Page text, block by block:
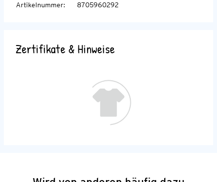
Artikelnummer: 8705960292
Zertifikate & Hinweise